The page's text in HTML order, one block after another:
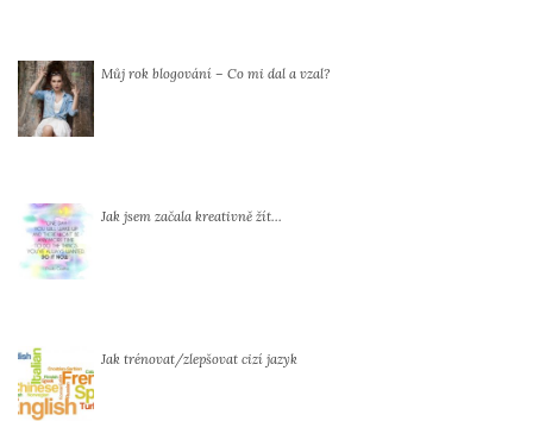
Můj rok blogování – Co mi dal a vzal?
Jak jsem začala kreativně žít…
Jak trénovat/zlepšovat cizí jazyk